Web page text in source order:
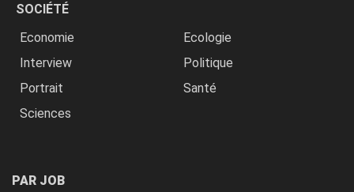
SOCIÉTÉ
Economie
Ecologie
Interview
Politique
Portrait
Santé
Sciences
PAR JOB